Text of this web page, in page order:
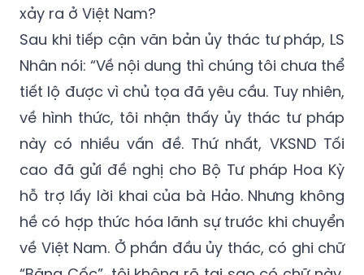
người dự khán ngạc nhiên, thắc mắc. Tại sao
lại có tình tiết liên quan FBI trong vụ án đang
xảy ra ở Việt Nam?
Sau khi tiếp cận văn bản ủy thác tư pháp, LS
Nhân nói: “Về nội dung thì chúng tôi chưa thể
tiết lộ được vì chủ tọa đã yêu cầu. Tuy nhiên,
về hình thức, tôi nhận thấy ủy thác tư pháp
này có nhiều vấn đề. Thứ nhất, VKSND Tối
cao đã gửi đề nghị cho Bộ Tư pháp Hoa Kỳ
hỗ trợ lấy lời khai của bà Hảo. Nhưng không